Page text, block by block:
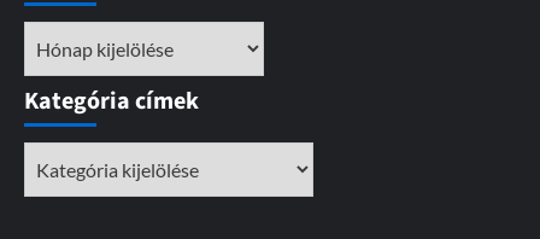
Kategória címek